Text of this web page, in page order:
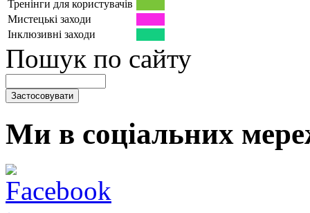
Тренінги для користувачів
Мистецькі заходи
Інклюзивні заходи
Пошук по сайту
Ми в соціальних